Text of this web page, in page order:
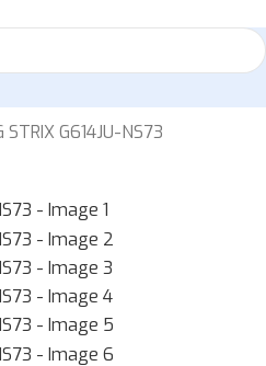
STRIX G614JU-NS73